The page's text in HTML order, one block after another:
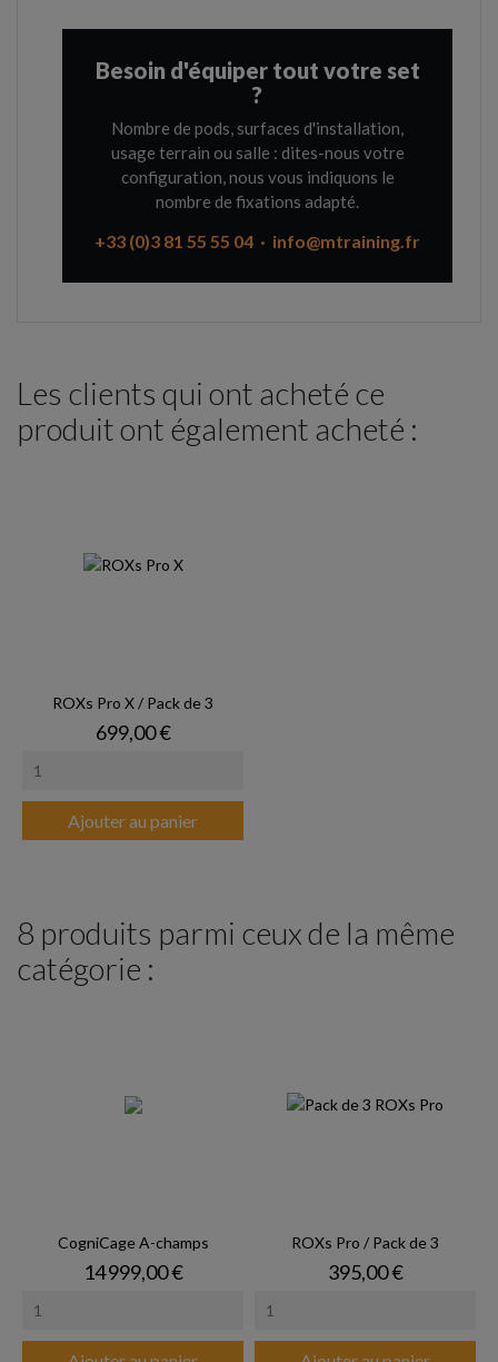
Besoin d'équiper tout votre set
?
Nombre de pods, surfaces d'installation,
usage terrain ou salle : dites-nous votre
configuration, nous vous indiquons le
nombre de fixations adapté.
+33 (0)3 81 55 55 04 · info@mtraining.fr
Les clients qui ont acheté ce
produit ont également acheté :
ROXs Pro X / Pack de 3
Prix
699,00 €
Ajouter au panier
8 produits parmi ceux de la même
catégorie :
CogniCage A-champs
Prix
14 999,00 €
ROXs Pro / Pack de 3
Prix
395,00 €